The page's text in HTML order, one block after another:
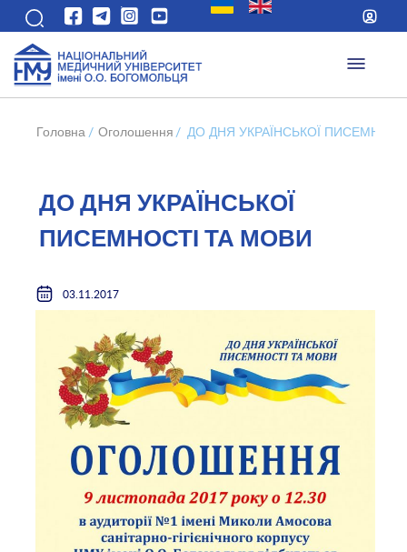
Головна / Оголошення / ДО ДНЯ УКРАЇНСЬКОЇ
ДО ДНЯ УКРАЇНСЬКОЇ
ПИСЕМНОСТІ ТА МОВИ
03.11.2017